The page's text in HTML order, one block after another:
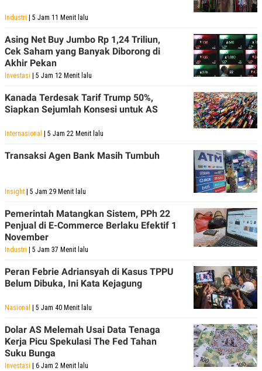
Industri | 5 Jam 11 Menit lalu
Asing Net Buy Jumbo Rp 1,24 Triliun,
Cek Saham yang Banyak Diborong di
Akhir Pekan
Investasi | 5 Jam 12 Menit lalu
Kanada Terdesak Tarif Trump 50%,
Siapkan Sejumlah Konsesi untuk AS
Internasional | 5 Jam 22 Menit lalu
Transaksi Agen Bank Masih Tumbuh
Insight | 5 Jam 29 Menit lalu
Pemerintah Matangkan Sistem, PPh 22
Penjual di E-Commerce Berlaku Efektif 1
November
Industri | 5 Jam 37 Menit lalu
Peran Febrie Adriansyah di Kasus TPPU
Belum Dibuka, Ini Kata Kejagung
Nasional | 5 Jam 40 Menit lalu
Dolar AS Melemah Usai Data Tenaga
Kerja Picu Spekulasi The Fed Tahan
Suku Bunga
Investasi | 6 Jam 2 Menit lalu